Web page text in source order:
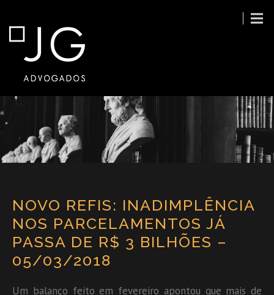
NOVO REFIS: INADIMPLÊNCIA
NOS PARCELAMENTOS JÁ
PASSA DE R$ 3 BILHÕES –
05/03/2018
Um balanço feito em fevereiro apontou que mais de